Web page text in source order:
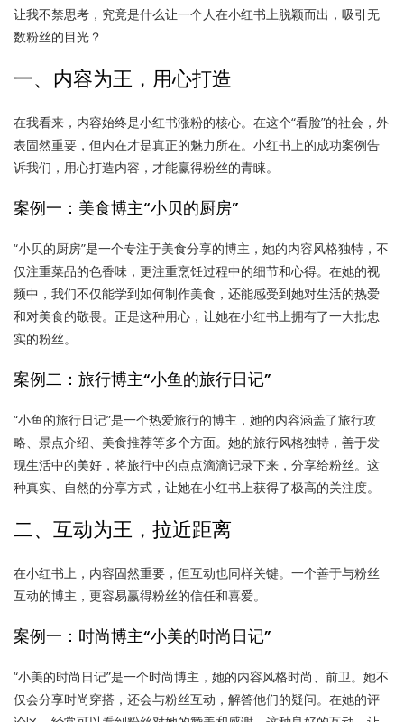
让我不禁思考，究竟是什么让一个人在小红书上脱颖而出，吸引无
数粉丝的目光？
一、内容为王，用心打造
在我看来，内容始终是小红书涨粉的核心。在这个“看脸”的社会，外
表固然重要，但内在才是真正的魅力所在。小红书上的成功案例告
诉我们，用心打造内容，才能赢得粉丝的青睐。
案例一：美食博主“小贝的厨房”
“小贝的厨房”是一个专注于美食分享的博主，她的内容风格独特，不
仅注重菜品的色香味，更注重烹饪过程中的细节和心得。在她的视
频中，我们不仅能学到如何制作美食，还能感受到她对生活的热爱
和对美食的敬畏。正是这种用心，让她在小红书上拥有了一大批忠
实的粉丝。
案例二：旅行博主“小鱼的旅行日记”
“小鱼的旅行日记”是一个热爱旅行的博主，她的内容涵盖了旅行攻
略、景点介绍、美食推荐等多个方面。她的旅行风格独特，善于发
现生活中的美好，将旅行中的点点滴滴记录下来，分享给粉丝。这
种真实、自然的分享方式，让她在小红书上获得了极高的关注度。
二、互动为王，拉近距离
在小红书上，内容固然重要，但互动也同样关键。一个善于与粉丝
互动的博主，更容易赢得粉丝的信任和喜爱。
案例一：时尚博主“小美的时尚日记”
“小美的时尚日记”是一个时尚博主，她的内容风格时尚、前卫。她不
仅会分享时尚穿搭，还会与粉丝互动，解答他们的疑问。在她的评